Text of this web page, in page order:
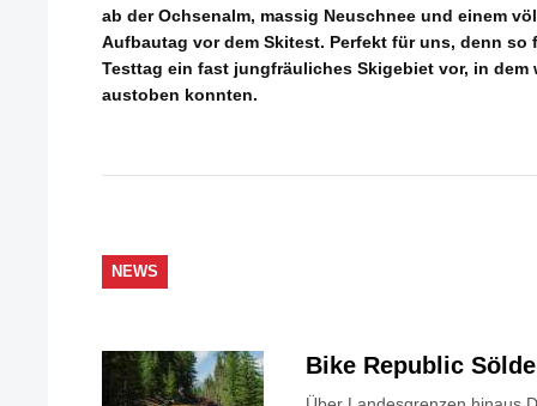
ab der Ochsenalm, massig Neuschnee und einem
Aufbautag vor dem Skitest. Perfekt für uns, denn so
Testtag ein fast jungfräuliches Skigebiet vor, in dem
austoben konnten.
NEWS
Bike Republic